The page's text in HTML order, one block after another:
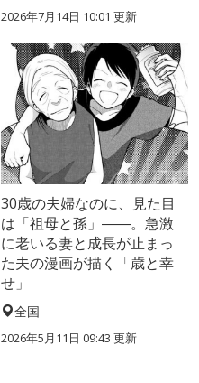
2026年7月14日 10:01 更新
30歳の夫婦なのに、見た目
は「祖母と孫」――。急激
に老いる妻と成長が止まっ
た夫の漫画が描く「歳と幸
せ」
全国
2026年5月11日 09:43 更新